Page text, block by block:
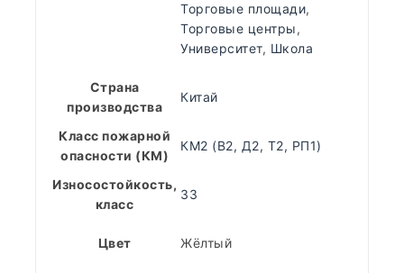
Торговые площади,
Торговые центры,
Университет, Школа
Страна
производства
Китай
Класс пожарной
опасности (КМ)
КМ2 (В2, Д2, Т2, РП1)
Износостойкость,
класс
33
Цвет Жёлтый